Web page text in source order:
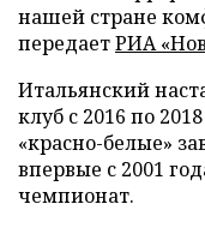
нашей стране
передаетРИА
Итальянский
клуб с 2016 по
«красно-белые»
впервые с 2001
чемпионат.